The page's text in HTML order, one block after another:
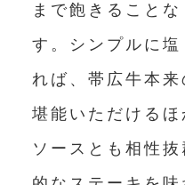
まで飽きること
す。シンプルに
れば、帯広牛本
堪能いただける
ソースとも相性